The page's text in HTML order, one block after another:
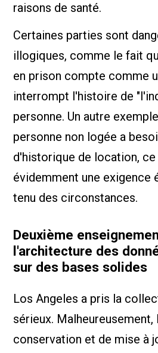
raisons de santé.
Certaines parties sont
illogiques, comme le fait
en prison compte comme
interrompt l'histoire de
personne. Un autre
personne non logée a
d'historique de location,
évidemment une exigence
tenu des circonstances.
Deuxième
l'architecture des
sur des bases solides
Los Angeles a pris la
sérieux.
conservation et de mise à